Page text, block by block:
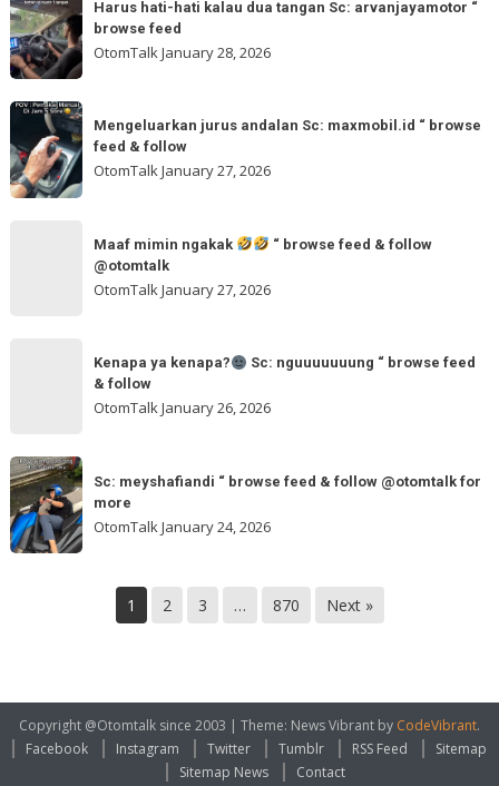
browse
feed
wahidmobil.id
“
browse
hati-
hati
kalau
dua
tangan
Sc:
arvanjayamotor
Harus hati-hati kalau dua tangan Sc: arvanjayamotor “
browse feed
OtomTalkJanuary 28, 2026
Mengeluarkan
jurus
andalan
Sc:
Mengeluarkan jurus andalan Sc: maxmobil.id “ browse
feed & follow
OtomTalkJanuary 27, 2026
follow
@otomtalk
Maaf mimin ngakak
“ browse feed & follow
@otomtalk
OtomTalkJanuary 27, 2026
Sc:
nguuuuuuung
“
browse
Kenapa ya kenapa?
Sc: nguuuuuuung “ browse feed
& follow
OtomTalkJanuary 26, 2026
Sc:
meyshafiandi
“
browse
more
Sc: meyshafiandi “ browse feed & follow @otomtalk for
more
OtomTalkJanuary 24, 2026
1 2 3 … 870 Next »
Copyright @Otomtalk since 2003 | Theme: News Vibrant by CodeVibrant.
Facebook
Instagram Twitter Tumblr RSS Feed
Sitemap
Sitemap News
Contact